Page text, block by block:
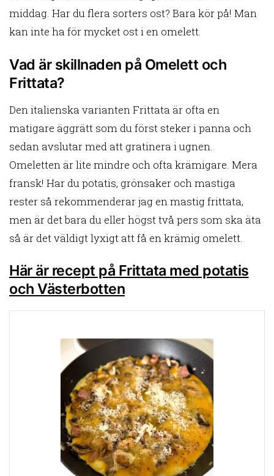
middag. Har du flera sorters ost? Bara kör på! Man
kan inte ha för mycket ost i en omelett.
Vad är skillnaden på Omelett och
Frittata?
Den italienska varianten Frittata är ofta en
matigare äggrätt som du först steker i panna och
sedan avslutar med att gratinera i ugnen.
Omeletten är lite mindre och ofta krämigare. Mera
fransk! Har du potatis, grönsaker och mastiga
rester så rekommenderar jag en mastig frittata,
men är det bara du eller högst två pers som ska äta
så är det väldigt lyxigt att få en krämig omelett.
Här är recept på Frittata med potatis
och Västerbotten